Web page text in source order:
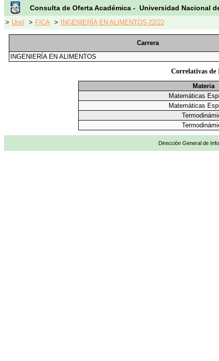
Consulta de Oferta Académica - Universidad Nacional
> Unsl > FICA > INGENIERÍA EN ALIMENTOS-22/22
Carrera
INGENIERÍA EN ALIMENTOS
Correlativas de
Materia
Matemáticas
Matemáticas
Dirección General de